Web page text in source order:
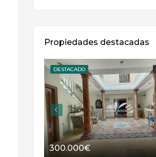
Propiedades destacadas
DESTACADO
300.000€